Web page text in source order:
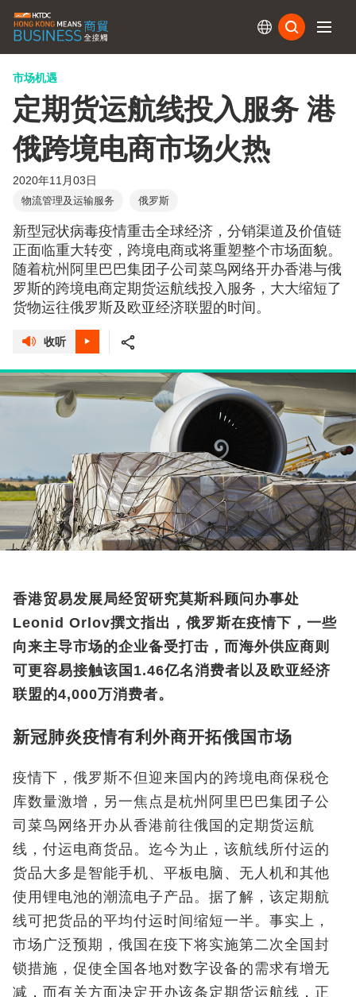
市场机遇
定期货运航线投入服务 港
俄跨境电商市场火热
2020年11月03日
物流管理及运输服务 俄罗斯
新型冠状病毒疫情重击全球经济，分销渠道及价值链
正面临重大转变，跨境电商或将重塑整个市场面貌。
随着杭州阿里巴巴集团子公司菜鸟网络开办香港与俄
罗斯的跨境电商定期货运航线投入服务，大大缩短了
货物运往俄罗斯及欧亚经济联盟的时间。
收听
香港贸易发展局经贸研究莫斯科顾问办事处
Leonid Orlov撰文指出，俄罗斯在疫情下，一些
向来主导市场的企业备受打击，而海外供应商则
可更容易接触该国1.46亿名消费者以及欧亚经济
联盟的4,000万消费者。
新冠肺炎疫情有利外商开拓俄国市场
疫情下，俄罗斯不但迎来国内的跨境电商保税仓
库数量激增，另一焦点是杭州阿里巴巴集团子公
司菜鸟网络开办从香港前往俄国的定期货运航
线，付运电商货品。迄今为止，该航线所付运的
货品大多是智能手机、平板电脑、无人机和其他
使用锂电池的潮流电子产品。据了解，该定期航
线可把货品的平均付运时间缩短一半。事实上，
市场广泛预期，俄国在疫下将实施第二次全国封
锁措施，促使全国各地对数字设备的需求有增无
减，而有关方面决定开办该条定期货运航线，正